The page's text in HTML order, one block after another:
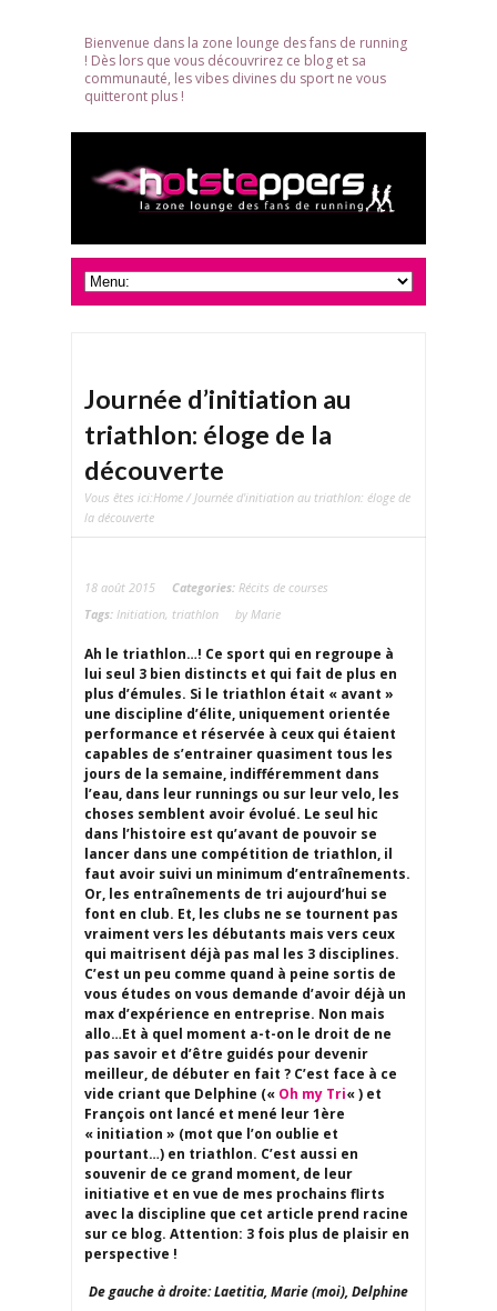
Bienvenue dans la zone lounge des fans de running
! Dès lors que vous découvrirez ce blog et sa
communauté, les vibes divines du sport ne vous
quitteront plus !
Journée d’initiation au
triathlon: éloge de la
découverte
Vous êtes ici:Home / Journée d'initiation au triathlon: éloge de
la découverte
18 août 2015 Categories: Récits de courses
Tags: Initiation, triathlon by Marie
Ah le triathlon…! Ce sport qui en regroupe à
lui seul 3 bien distincts et qui fait de plus en
plus d’émules. Si le triathlon était « avant »
une discipline d’élite, uniquement orientée
performance et réservée à ceux qui étaient
capables de s’entrainer quasiment tous les
jours de la semaine, indifféremment dans
l’eau, dans leur runnings ou sur leur velo, les
choses semblent avoir évolué. Le seul hic
dans l’histoire est qu’avant de pouvoir se
lancer dans une compétition de triathlon, il
faut avoir suivi un minimum d’entraînements.
Or, les entraînements de tri aujourd’hui se
font en club. Et, les clubs ne se tournent pas
vraiment vers les débutants mais vers ceux
qui maitrisent déjà pas mal les 3 disciplines.
C’est un peu comme quand à peine sortis de
vous études on vous demande d’avoir déjà un
max d’expérience en entreprise. Non mais
allo…Et à quel moment a-t-on le droit de ne
pas savoir et d’être guidés pour devenir
meilleur, de débuter en fait ? C’est face à ce
vide criant que Delphine (« Oh my Tri« ) et
François ont lancé et mené leur 1ère
« initiation » (mot que l’on oublie et
pourtant…) en triathlon. C’est aussi en
souvenir de ce grand moment, de leur
initiative et en vue de mes prochains flirts
avec la discipline que cet article prend racine
sur ce blog. Attention: 3 fois plus de plaisir en
perspective !
De gauche à droite: Laetitia, Marie (moi), Delphine